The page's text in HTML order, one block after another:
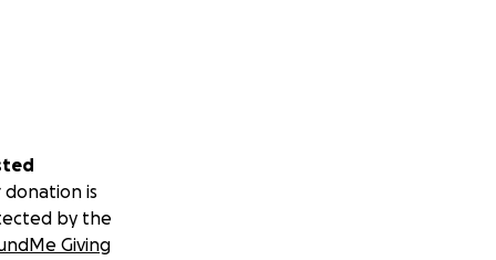
donation is
by the
Giving